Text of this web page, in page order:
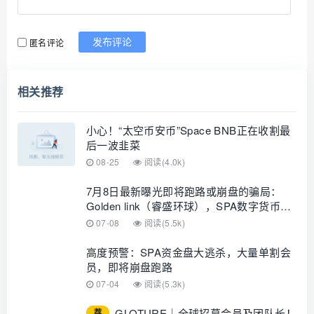
匿名评论 发布评论
相关推荐
小心！“太空币安币”Space BNB正在收割最
后一波韭菜
08-25 阅读(4.0k)
7月8日最新曝光即将跑路或崩盘的骗局：
Golden link（睿盛环球），SPA数字货币，
吉富基金，Loxam HK有你参与的吗？欢迎
07-08 阅读(5.5k)
高度预警：SPA资金盘大逃杀，大量单割会
员，即将崩盘跑路
07-04 阅读(5.3k)